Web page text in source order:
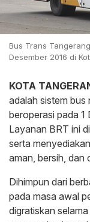
Bus Trans
Desember 2016 di
KOTA
adalah sistem
beroperasi pada 1
Layanan BRT ini
serta
aman, bersih, dan
Dihimpun dari
pada masa awal
digratiskan